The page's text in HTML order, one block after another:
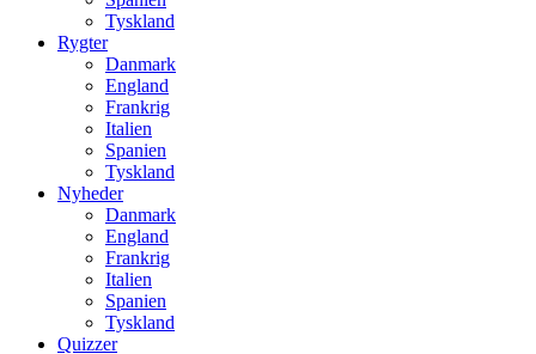
Tyskland
Rygter
Danmark
England
Frankrig
Italien
Spanien
Tyskland
Nyheder
Danmark
England
Frankrig
Italien
Spanien
Tyskland
Quizzer